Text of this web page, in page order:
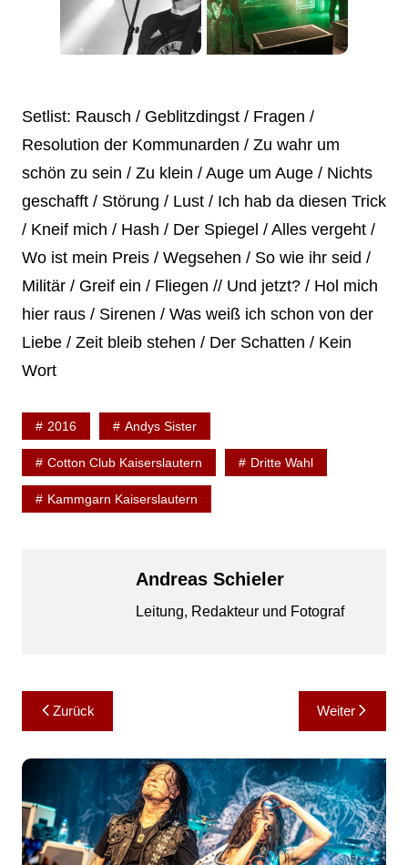
Setlist: Rausch / Geblitzdingst / Fragen /
Resolution der Kommunarden / Zu wahr um
schön zu sein / Zu klein / Auge um Auge / Nichts
geschafft / Störung / Lust / Ich hab da diesen Trick
/ Kneif mich / Hash / Der Spiegel / Alles vergeht /
Wo ist mein Preis / Wegsehen / So wie ihr seid /
Militär / Greif ein / Fliegen // Und jetzt? / Hol mich
hier raus / Sirenen / Was weiß ich schon von der
Liebe / Zeit bleib stehen / Der Schatten / Kein
Wort
2016 Andys Sister
Cotton Club Kaiserslautern Dritte Wahl
Kammgarn Kaiserslautern
Andreas Schieler
Leitung, Redakteur und Fotograf
Beitragsnavigation
Zurück Weiter